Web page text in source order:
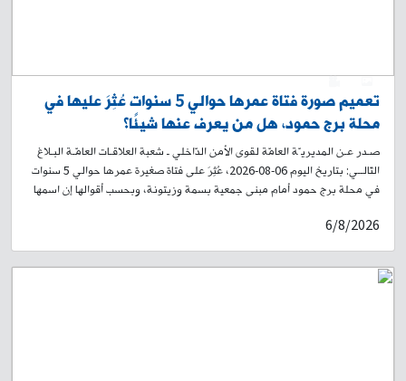
تعميم صورة فتاة عمرها حوالي 5 سنوات عُثِرَ عليها في
محلة برج حمود، هل من يعرف عنها شيئًا؟
صـدر عـن المديريـّة العامّة لقوى الأمن الدّاخلي ـ شعبة العلاقـات العامّـة البـلاغ
التّالــي: بتاريخ اليوم 06-08-2026، عُثِرَ على فتاة صغيرة عمرها حوالي 5 سنوات
في محلة برج حمود أمام مبنى جمعية بسمة وزيتونة، وبحسب أقوالها إن اسمها
سكان محلة طريق المطار. لذلك، وبناءً على إشارة القضاء المختص، تُعمِّم
المديرية العامة لقوى الأمن الداخلي صورتها، وتطلب من الذين لديهم أي
معلومات عنها أو عن عائلتها، إبلاغ ذويها الحضور إلى فصيلة برج حمود في وحدة
6/8/2026